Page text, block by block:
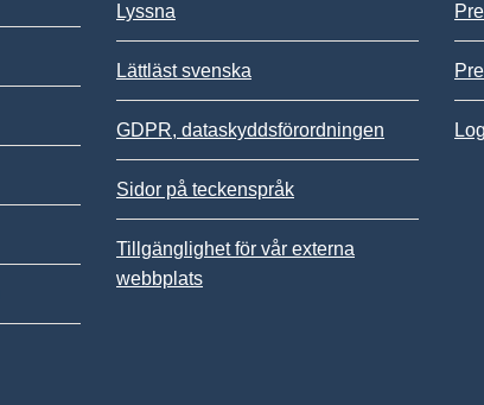
Lyssna
Lättläst svenska
GDPR, dataskyddsförordningen
Sidor på teckenspråk
Tillgänglighet för vår externa
webbplats